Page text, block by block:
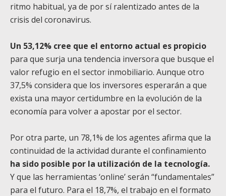
ritmo habitual, ya de por sí ralentizado antes de la
crisis del coronavirus.
Un 53,12% cree que el entorno actual es propicio
para que surja una tendencia inversora que busque el
valor refugio en el sector inmobiliario. Aunque otro
37,5% considera que los inversores esperarán a que
exista una mayor certidumbre en la evolución de la
economía para volver a apostar por el sector.
Por otra parte, un 78,1% de los agentes afirma que la
continuidad de la actividad durante el confinamiento
ha sido posible por la utilización de la tecnología.
Y que las herramientas ‘online’ serán “fundamentales”
para el futuro. Para el 18,7%, el trabajo en el formato